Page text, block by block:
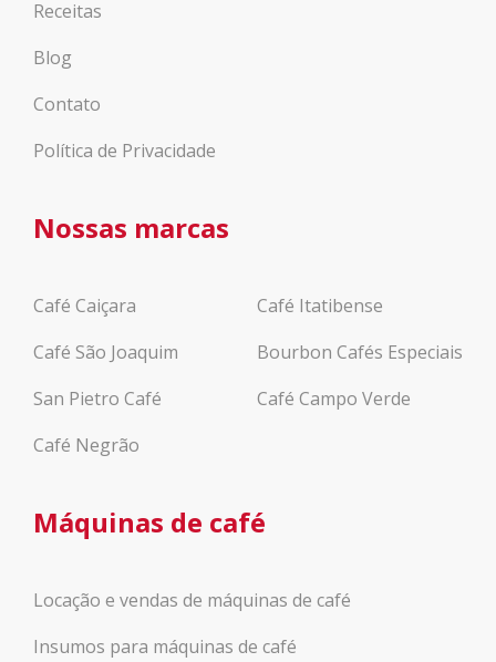
Receitas
Blog
Contato
Política de Privacidade
Nossas marcas
Café Caiçara
Café São Joaquim
San Pietro Café
Café Negrão
Café Itatibense
Bourbon Cafés Especiais
Café Campo Verde
Máquinas de café
Locação e vendas de máquinas de café
Insumos para máquinas de café